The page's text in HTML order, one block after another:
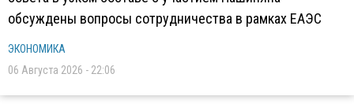
обсуждены вопросы сотрудничества в рамках ЕАЭС
ЭКОНОМИКА
06 Августа 2026 - 22:06